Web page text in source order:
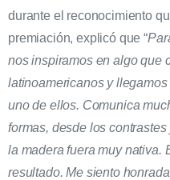
durante el reconocimiento
premiación, explicó que “
nos inspiramos en algo que
latinoamericanos y
uno de ellos. Comunica
formas, desde los
la madera fuera muy nativa.
resultado. Me siento